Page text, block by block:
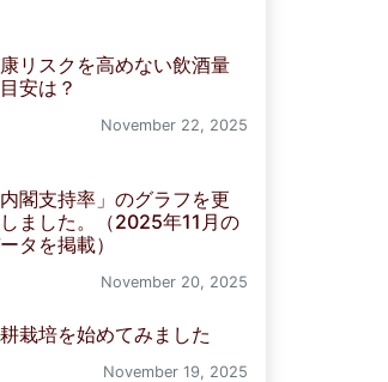
リスクを高めない飲酒量
安は？
November 22, 2025
内閣支持率」のグラフを更
ました。（2025年11月の
タを掲載）
November 20, 2025
栽培を始めてみました
November 19, 2025